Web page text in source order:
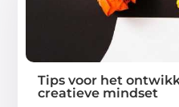
Tips voor het
creatieve mindset